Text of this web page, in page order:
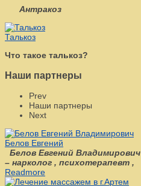
Антракоз
Талькоз
Что такое талькоз?
Наши партнеры
Prev
Наши партнеры
Next
Белов Евгений
Белов Евгений Владимирович
– нарколог , психотерапевт ,
Readmore